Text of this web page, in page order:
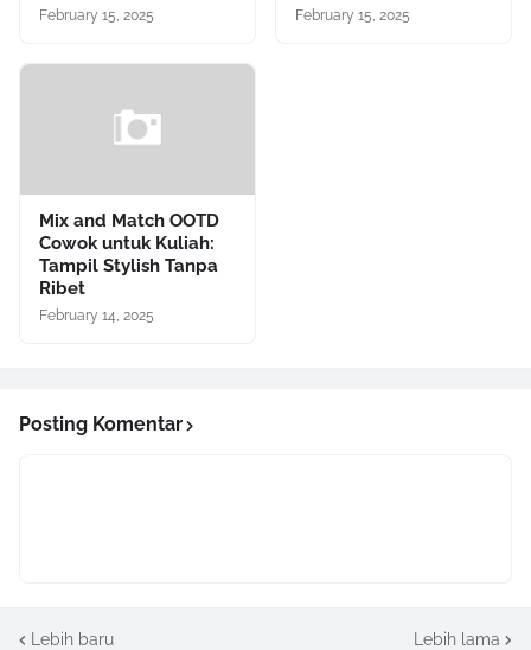
February 15, 2025 February 15, 2025
Mix and Match OOTD
Cowok untuk Kuliah:
Tampil Stylish Tanpa
Ribet
February 14, 2025
Posting Komentar
Lebih baru Lebih lama